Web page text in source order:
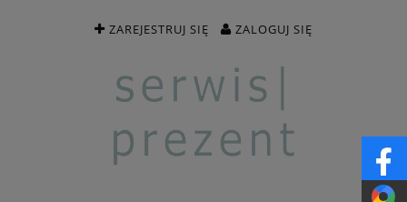
ZAREJESTRUJ SIĘ ZALOGUJ SIĘ